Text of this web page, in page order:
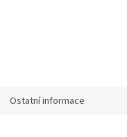
Ostatní informace